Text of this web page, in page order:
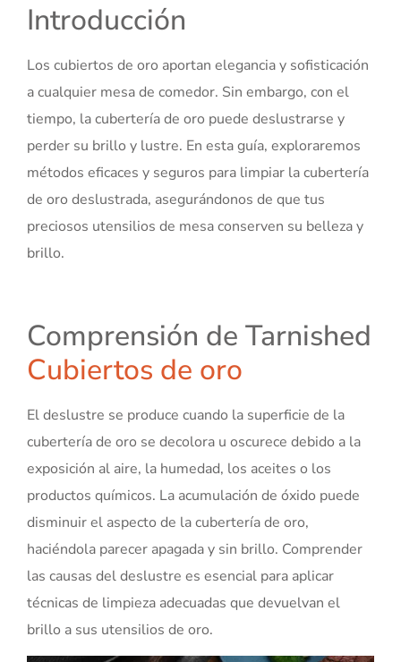
Introducción
Los cubiertos de oro aportan elegancia y sofisticación
a cualquier mesa de comedor. Sin embargo, con el
tiempo, la cubertería de oro puede deslustrarse y
perder su brillo y lustre. En esta guía, exploraremos
métodos eficaces y seguros para limpiar la cubertería
de oro deslustrada, asegurándonos de que tus
preciosos utensilios de mesa conserven su belleza y
brillo.
Comprensión de Tarnished
Cubiertos de oro
El deslustre se produce cuando la superficie de la
cubertería de oro se decolora u oscurece debido a la
exposición al aire, la humedad, los aceites o los
productos químicos. La acumulación de óxido puede
disminuir el aspecto de la cubertería de oro,
haciéndola parecer apagada y sin brillo. Comprender
las causas del deslustre es esencial para aplicar
técnicas de limpieza adecuadas que devuelvan el
brillo a sus utensilios de oro.